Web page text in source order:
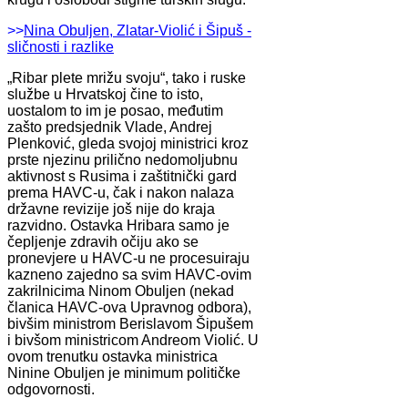
>>Nina Obuljen, Zlatar-Violić i Šipuš -
sličnosti i razlike
„Ribar plete mrižu svoju“, tako i ruske
službe u Hrvatskoj čine to isto,
uostalom to im je posao, međutim
zašto predsjednik Vlade, Andrej
Plenković, gleda svojoj ministrici kroz
prste njezinu prilično nedomoljubnu
aktivnost s Rusima i zaštitnički gard
prema HAVC-u, čak i nakon nalaza
državne revizije još nije do kraja
razvidno. Ostavka Hribara samo je
čepljenje zdravih očiju ako se
pronevjere u HAVC-u ne procesuiraju
kazneno zajedno sa svim HAVC-ovim
zakrilnicima Ninom Obuljen (nekad
članica HAVC-ova Upravnog odbora),
bivšim ministrom Berislavom Šipušem
i bivšom ministricom Andreom Violić. U
ovom trenutku ostavka ministrica
Ninine Obuljen je minimum političke
odgovornosti.